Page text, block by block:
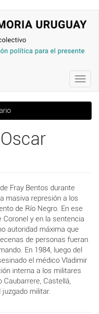
Fray Bentos durante
masiva represión a los
de Río Negro. En ese
Coronel y en la sentencia
autoridad máxima que
de personas fueran
En 1984, luego del
el médico Vladimir
interna a los militares
Castellá,
militar.